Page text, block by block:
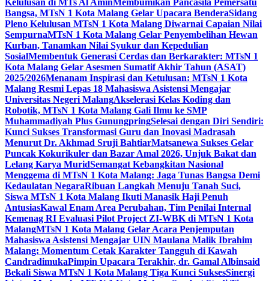
Kelulusan di MTs Al Amin Membumikan Pancasila Pemersatu
Bangsa, MTsN 1 Kota Malang Gelar Upacara BenderaSidang
Pleno Kelulusan MTsN 1 Kota Malang Diwarnai Capaian Nilai
SempurnaMTsN 1 Kota Malang Gelar Penyembelihan Hewan
Kurban, Tanamkan Nilai Syukur dan Kepedulian
SosialMembentuk Generasi Cerdas dan Berkarakter: MTsN 1
Kota Malang Gelar Asesmen Sumatif Akhir Tahun (ASAT)
2025/2026Menanam Inspirasi dan Ketulusan: MTsN 1 Kota
Malang Resmi Lepas 18 Mahasiswa Asistensi Mengajar
Universitas Negeri MalangAkselerasi Kelas Koding dan
Robotik, MTsN 1 Kota Malang Gali Ilmu ke SMP
Muhammadiyah Plus GunungpringSelesai dengan Diri Sendiri:
Kunci Sukses Transformasi Guru dan Inovasi Madrasah
Menurut Dr. Akhmad Sruji BahtiarMatsanewa Sukses Gelar
Puncak Kokurikuler dan Bazar Amal 2026, Unjuk Bakat dan
Lelang Karya MuridSemangat Kebangkitan Nasional
Menggema di MTsN 1 Kota Malang: Jaga Tunas Bangsa Demi
Kedaulatan NegaraRibuan Langkah Menuju Tanah Suci,
Siswa MTsN 1 Kota Malang Ikuti Manasik Haji Penuh
AntusiasKawal Enam Area Perubahan, Tim Penilai Internal
Kemenag RI Evaluasi Pilot Project ZI-WBK di MTsN 1 Kota
MalangMTsN 1 Kota Malang Gelar Acara Penjemputan
Mahasiswa Asistensi Mengajar UIN Maulana Malik Ibrahim
Malang: Momentum Cetak Karakter Tangguh di Kawah
CandradimukaPimpin Upacara Terakhir, dr. Gamal Albinsaid
Bekali Siswa MTsN 1 Kota Malang Tiga Kunci SuksesSinergi